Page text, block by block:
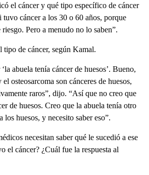
el cáncer y qué tipo específico de cáncer
tuvo cáncer a los 30 o 60 años, porque
Pero a menudo no lo saben”.
tipo de cáncer, según Kamal.
abuela tenía cáncer de huesos’. Bueno,
osteosarcoma son cánceres de huesos,
raros”, dijo. “Así que no creo que
de huesos. Creo que la abuela tenía otro
los huesos, y necesito saber eso”.
necesitan saber qué le sucedió a ese
el cáncer? ¿Cuál fue la respuesta al